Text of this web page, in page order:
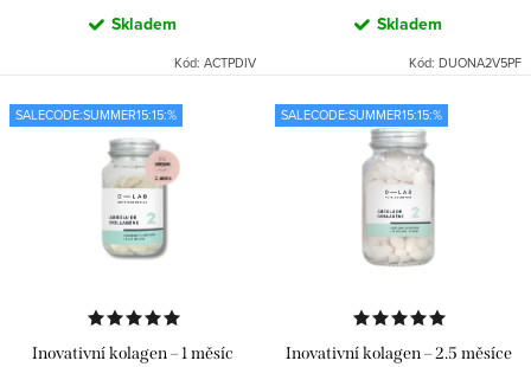
Skladem
Kód: ACTPDIV
Skladem
Kód: DUONA2V5PF
SALECODE:SUMMER15:15:%
Inovativní kolagen – 1 měsíc
SALECODE:SUMMER15:15:%
Inovativní kolagen – 2.5 měsíce